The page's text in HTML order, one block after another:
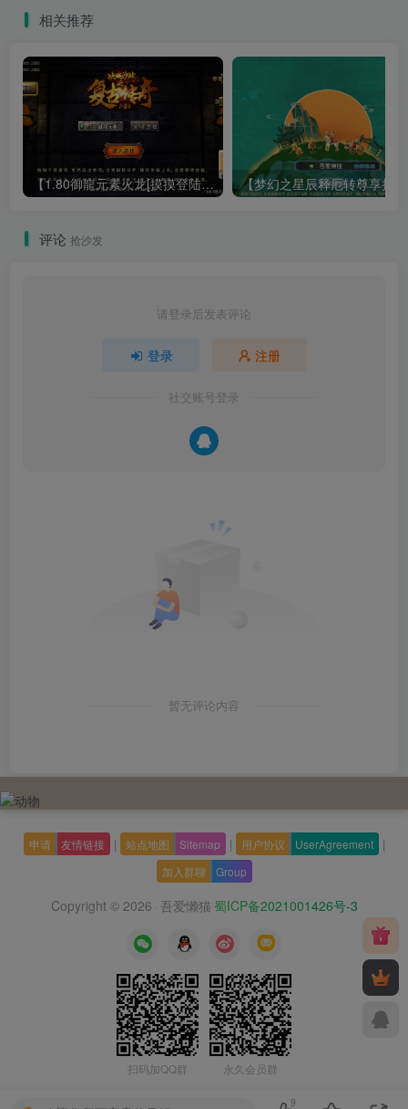
相关推荐
【1.80御龍元素火龙[摸摸登陆器]】战神引擎WIN服务端+GM工具+充值后台+双端+架设教程
评论 抢沙发
请登录后发表评论
登录 注册
社交账号登录
暂无评论内容
申请 友情链接 | 站点地图 Sitemap | 用户协议 UserAgreement |
加入群聊 Group
Copyright © 2026 · 吾爱懒猫 蜀ICP备2021001426号-3
扫码加QQ群 永久会员群
9